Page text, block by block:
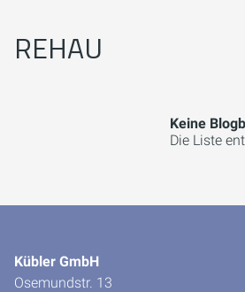
REHAU
Keine
Die Liste
Kübler GmbH
Osemundstr. 13